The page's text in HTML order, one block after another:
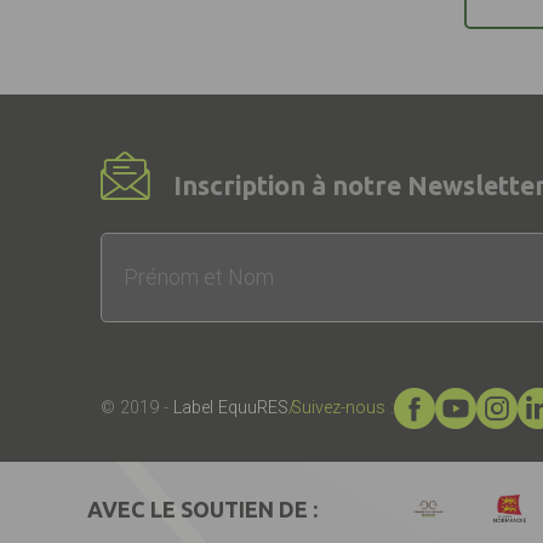
Inscription à notre
© 2019 - Label EquuRESSuivez-nous :
AVEC LE SOUTIEN DE :